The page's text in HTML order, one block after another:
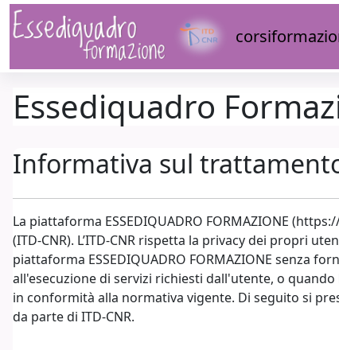
Vai al contenuto principale
Essediquadro
Informativa sul
La piattaforma ESSEDIQUADRO FORMAZIONE
(ITD-CNR). L’ITD-CNR rispetta la privacy dei propri
piattaforma ESSEDIQUADRO FORMAZIONE senza
all'esecuzione di servizi richiesti dall'utente, o
in conformità alla normativa vigente. Di seguito si
da parte di ITD-CNR.